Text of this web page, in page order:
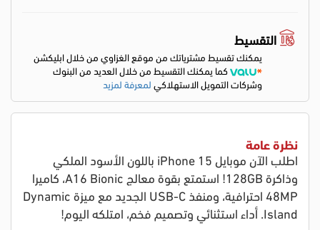
التقسيط
يمكنك تقسيط مشترياتك من موقع الغزاوي من خلال ابليكشن
كما يمكنك التقسيط من خلال العديد من البنوك
وشركات التمويل الاستهلاكيلمعرفة لمزيد
نظرة عامة
اطلب الآن موبايل iPhone 15 باللون الأسود الملكي
وذاكرة 128GB! استمتع بقوة معالج A16 Bionic، كاميرا
48MP احترافية، ومنفذ USB-C الجديد مع ميزة Dynamic
Island. أداء استثنائي وتصميم فخم، امتلكه اليوم!